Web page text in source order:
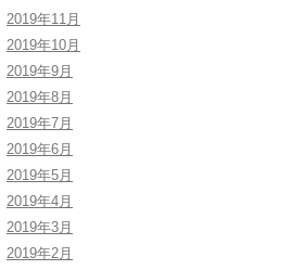
2019年11月
2019年10月
2019年9月
2019年8月
2019年7月
2019年6月
2019年5月
2019年4月
2019年3月
2019年2月